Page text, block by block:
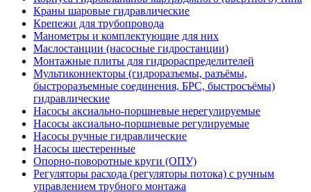
Краны шаровые гидравлические
Крепежи для трубопровода
Манометры и комплектующие для них
Маслостанции (насосные гидростанции)
Монтажные плиты для гидрораспределителей
Мультиконнекторы (гидроразъемы, разъёмы,
быстроразъемные соединения, БРС, быстросъёмы)
гидравлические
Насосы аксиально-поршневые нерегулируемые
Насосы аксиально-поршневые регулируемые
Насосы ручные гидравлические
Насосы шестеренные
Опорно-поворотные круги (ОПУ)
Регуляторы расхода (регуляторы потока) с ручным
управлением трубного монтажа